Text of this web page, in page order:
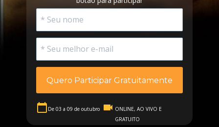
Quero Participar Gratuitamente
De 03 a 09 de outubro
ONLINE, AO VIVO E
GRATUITO